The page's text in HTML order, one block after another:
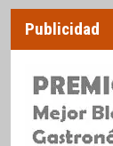
Publicidad